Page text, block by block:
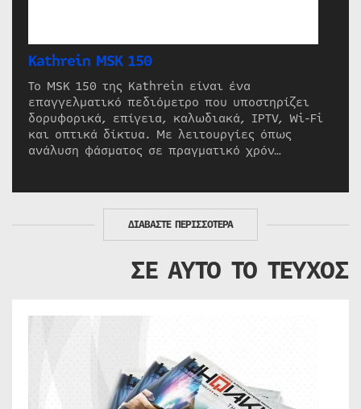
Kathrein MSK 150
Το MSK 150 της Kathrein είναι ένα
επαγγελματικό πεδιόμετρο που υποστηρίζει
δορυφορικά, επίγεια, καλωδιακά, IPTV, Wi-Fi
και οπτικά δίκτυα. Με λειτουργίες όπως
ανάλυση φάσματος σε πραγματικό χρόν…
ΔΙΑΒΑΣΤΕ ΠΕΡΙΣΣΟΤΕΡΑ
ΣΕ ΑΥΤΟ ΤΟ ΤΕΥΧΟΣ